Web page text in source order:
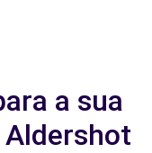
a sua